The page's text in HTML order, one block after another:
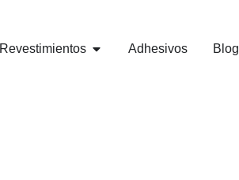
Revestimientos Adhesivos Blog